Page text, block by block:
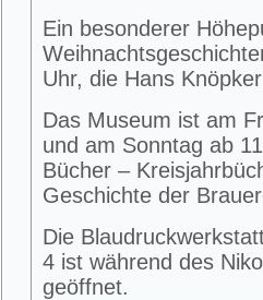
Ein besonderer
Uhr, die Hans
Das Museum ist am
und am Sonntag ab
Bücher –
Geschichte der
Die
4 ist während des
geöffnet.